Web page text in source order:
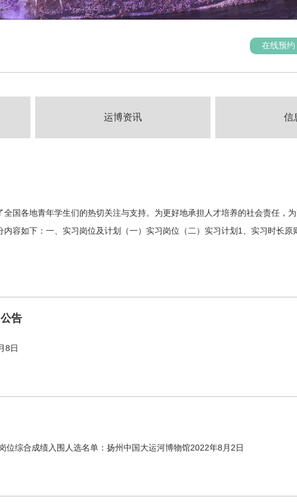
在线预约
运博资讯 信
国各地青年学生们的热切关注与支持。为更好地承担人才培养的社会责任，
容如下：一、实习岗位及计划（一）实习岗位（二）实习计划1、实习时长原
告
8日
综合成绩入围人选名单：扬州中国大运河博物馆2022年8月2日